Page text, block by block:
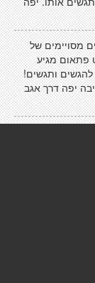
מסויימים של
פתאום מגיע
ותגשים!
יפה דרך אגב